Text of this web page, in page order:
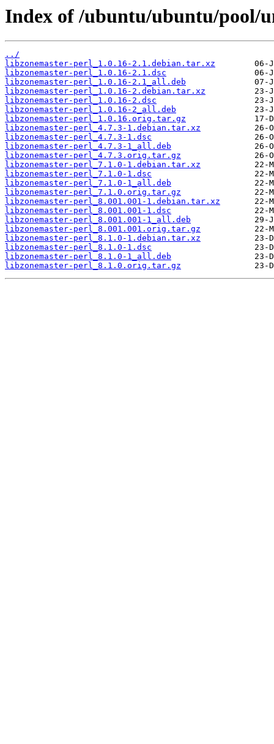
Index of /ubuntu/ubuntu/pool/
../
libzonemaster-perl_1.0.16-2.1.debian.tar.xz
libzonemaster-perl_1.0.16-2.1.dsc
libzonemaster-perl_1.0.16-2.1_all.deb
libzonemaster-perl_1.0.16-2.debian.tar.xz
libzonemaster-perl_1.0.16-2.dsc
libzonemaster-perl_1.0.16-2_all.deb
libzonemaster-perl_1.0.16.orig.tar.gz
libzonemaster-perl_4.7.3-1.debian.tar.xz
libzonemaster-perl_4.7.3-1.dsc
libzonemaster-perl_4.7.3-1_all.deb
libzonemaster-perl_4.7.3.orig.tar.gz
libzonemaster-perl_7.1.0-1.debian.tar.xz
libzonemaster-perl_7.1.0-1.dsc
libzonemaster-perl_7.1.0-1_all.deb
libzonemaster-perl_7.1.0.orig.tar.gz
libzonemaster-perl_8.001.001-1.debian.tar.xz
libzonemaster-perl_8.001.001-1.dsc
libzonemaster-perl_8.001.001-1_all.deb
libzonemaster-perl_8.001.001.orig.tar.gz
libzonemaster-perl_8.1.0-1.debian.tar.xz
libzonemaster-perl_8.1.0-1.dsc
libzonemaster-perl_8.1.0-1_all.deb
libzonemaster-perl_8.1.0.orig.tar.gz